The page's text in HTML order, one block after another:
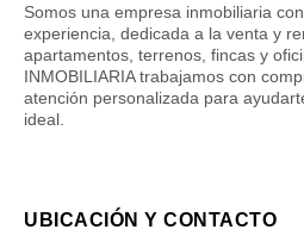
Somos una empresa inmobiliaria
experiencia, dedicada a la venta y
apartamentos, terrenos, fincas y
INMOBILIARIA trabajamos con
atención personalizada para
ideal.
UBICACIÓN Y CONTACTO